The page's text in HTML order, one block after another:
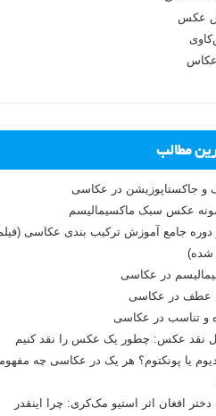
عکس
عکاس
مطالب
و جاکستا‌پوزیشن در عکاسی
دوره جامع آموزش ترکیب بندی عکاسی
در عکاسی
عطف در عکاسی
و تناسب در عکاسی
نقد عکس: چطور یک عکس را نقد کنیم
یا پونکتوم؟ هر یک در عکاسی چه
دختر افغان اثر استیو مک‌کری: چرا اینقدر